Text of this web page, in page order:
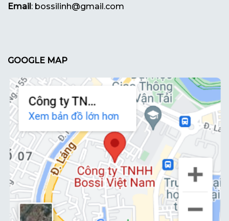
Email : bossilinh@gmail.com
GOOGLE MAP